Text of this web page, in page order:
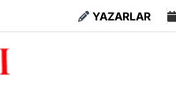
YAZARLAR